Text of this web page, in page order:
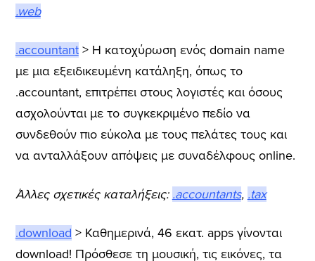
.web
.accountant> Η κατοχύρωση ενός domain name
με μια εξειδικευμένη κατάληξη, όπως το
.accountant, επιτρέπει στους λογιστές και όσους
ασχολούνται με το συγκεκριμένο πεδίο να
συνδεθούν πιο εύκολα με τους πελάτες τους και
να ανταλλάξουν απόψεις με συναδέλφους online.
Άλλες σχετικές καταλήξεις: .accountants, .tax
.download > Καθημερινά, 46 εκατ. apps γίνονται
download! Πρόσθεσε τη μουσική, τις εικόνες, τα